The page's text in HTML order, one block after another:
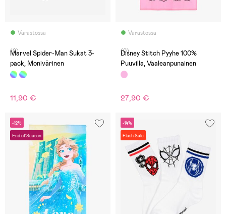
Varastossa
(0)
Marvel Spider-Man Sukat 3-
pack, Monivärinen
11,90 €
Varastossa
(0)
Disney Stitch Pyyhe 100%
Puuvilla, Vaaleanpunainen
27,90 €
-12%
End of Season
-14%
Flash Sale